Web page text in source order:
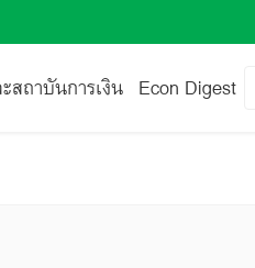
สถาบันการเงิน Econ Digest